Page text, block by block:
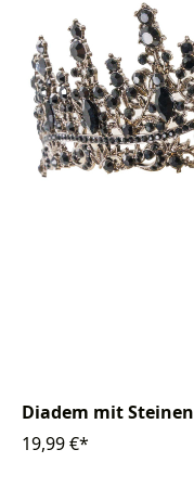
Diadem mit Steinen
19,99 €*